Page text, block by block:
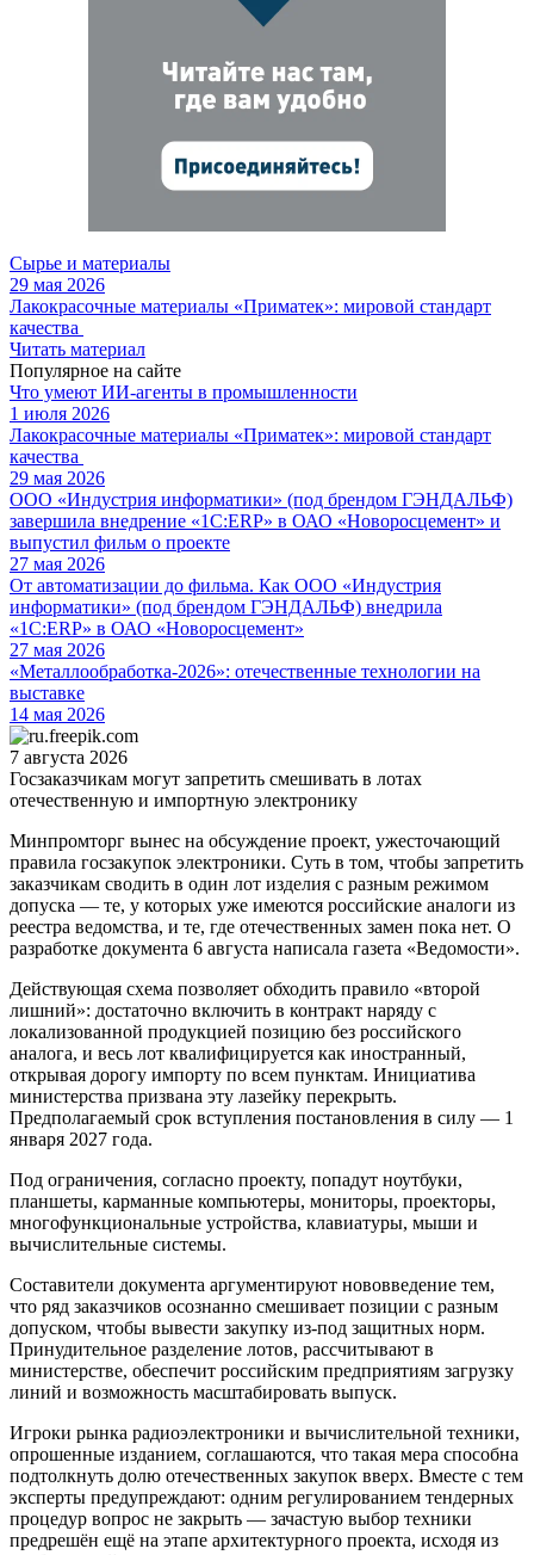
Сырье и материалы
29 мая 2026
Лакокрасочные материалы «Приматек»: мировой стандарт
качества
Читать материал
Популярное на сайте
Что умеют ИИ-агенты в промышленности
1 июля 2026
Лакокрасочные материалы «Приматек»: мировой стандарт
качества
29 мая 2026
ООО «Индустрия информатики» (под брендом ГЭНДАЛЬФ)
завершила внедрение «1С:ERP» в ОАО «Новоросцемент» и
выпустил фильм о проекте
27 мая 2026
От автоматизации до фильма. Как ООО «Индустрия
информатики» (под брендом ГЭНДАЛЬФ) внедрила
«1С:ERP» в ОАО «Новоросцемент»
27 мая 2026
«Металлообработка-2026»: отечественные технологии на
выставке
14 мая 2026
7 августа 2026
Госзаказчикам могут запретить смешивать в лотах
отечественную и импортную электронику
Минпромторг вынес на обсуждение проект, ужесточающий
правила госзакупок электроники. Суть в том, чтобы запретить
заказчикам сводить в один лот изделия с разным режимом
допуска — те, у которых уже имеются российские аналоги из
реестра ведомства, и те, где отечественных замен пока нет. О
разработке документа 6 августа написала газета «Ведомости».
Действующая схема позволяет обходить правило «второй
лишний»: достаточно включить в контракт наряду с
локализованной продукцией позицию без российского
аналога, и весь лот квалифицируется как иностранный,
открывая дорогу импорту по всем пунктам. Инициатива
министерства призвана эту лазейку перекрыть.
Предполагаемый срок вступления постановления в силу — 1
января 2027 года.
Под ограничения, согласно проекту, попадут ноутбуки,
планшеты, карманные компьютеры, мониторы, проекторы,
многофункциональные устройства, клавиатуры, мыши и
вычислительные системы.
Составители документа аргументируют нововведение тем,
что ряд заказчиков осознанно смешивает позиции с разным
допуском, чтобы вывести закупку из-под защитных норм.
Принудительное разделение лотов, рассчитывают в
министерстве, обеспечит российским предприятиям загрузку
линий и возможность масштабировать выпуск.
Игроки рынка радиоэлектроники и вычислительной техники,
опрошенные изданием, соглашаются, что такая мера способна
подтолкнуть долю отечественных закупок вверх. Вместе с тем
эксперты предупреждают: одним регулированием тендерных
процедур вопрос не закрыть — зачастую выбор техники
предрешён ещё на этапе архитектурного проекта, исходя из